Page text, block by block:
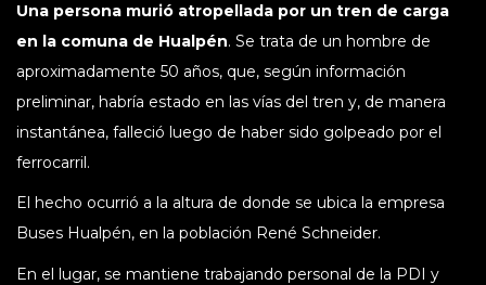
Una persona murió atropellada por un tren de carga
en la comuna de Hualpén. Se trata de un hombre de
aproximadamente 50 años, que, según información
preliminar, habría estado en las vías del tren y, de manera
instantánea, falleció luego de haber sido golpeado por el
ferrocarril.
El hecho ocurrió a la altura de donde se ubica la empresa
Buses Hualpén, en la población René Schneider.
En el lugar, se mantiene trabajando personal de la PDI y